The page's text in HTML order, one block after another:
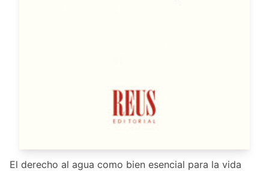
El derecho al agua como bien esencial para la vida